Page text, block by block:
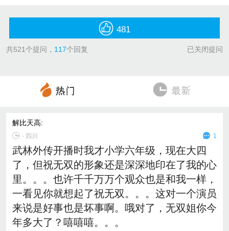
台，出演了话剧《只因单身在一起》。前阵子因为一档节
目，武林外传重聚，不知不觉间竟已十年了，“腐竹们”说
我没变化简直冻龄。哈哈哈，春天还没来，还不容我等一
481
共521个提问， 117个回复 已关闭提问
解比天高:
∙ 四川 1
武林外传开播时我才小学六年级，现在大四
了，但祝无双的形象还是深深地印在了我的心
里。。。也许千千万万个观众也是和我一样，
一看见你就想起了祝无双。。。这对一个演员
来说是好事也是坏事啊。哦对了，无双姐你今
年多大了？嘻嘻嘻。。。